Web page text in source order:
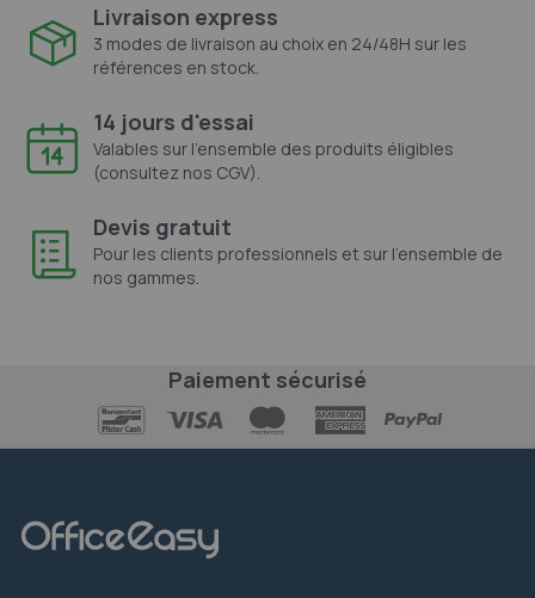
Livraison express
3 modes de livraison au choix en 24/48H sur les
références en stock.
14 jours d'essai
Valables sur l'ensemble des produits éligibles
(consultez nos CGV).
Devis gratuit
Pour les clients professionnels et sur l'ensemble de
nos gammes.
Paiement sécurisé